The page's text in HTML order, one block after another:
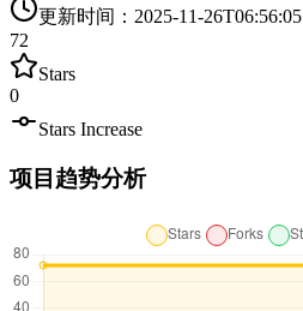
更新时间 ： 2025-11-26T06:56:05
72
Stars
0
Stars Increase
项目趋势分析